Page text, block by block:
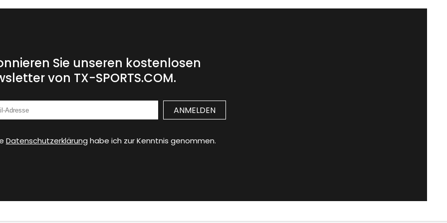
Sie unseren kostenlosen
von TX-SPORTS.COM.
Datenschutzerklärung habe ich zur Kenntnis genommen.